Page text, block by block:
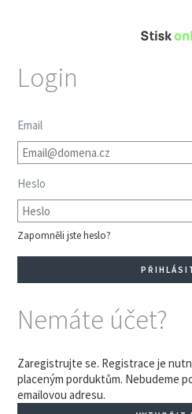
Login
Email
Heslo
Zapomněli jste heslo?
Nemáte účet?
Zaregistrujte se. Registrace je
placeným porduktům. Nebudeme
emailovou adresu.